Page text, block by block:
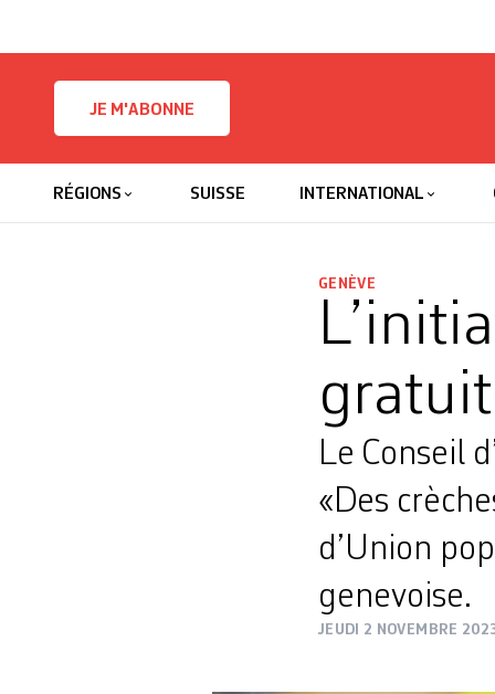
JE M'ABONNE
RÉGIONS SUISSE INTERNATIONAL
GENÈVE
Le Conseil
«Des
d’Union
genevoise.
JEUDI 2 NOVEMBRE